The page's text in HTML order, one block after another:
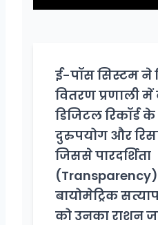
ई-पॉस सिस्टम ने
वितरण प्रणाली
डिजिटल रिकॉर्ड
दुरुपयोग और
जिससे पारदर्शिता
(Transparency)
बायोमेट्रिक
को उनका राशन